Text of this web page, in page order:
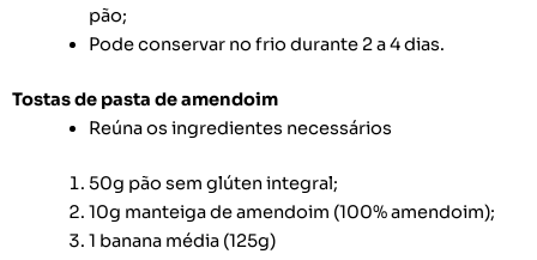
pão;
Pode conservar no frio durante 2 a 4 dias.
Tostas de pasta de amendoim
Reúna os ingredientes necessários
50g pão sem glúten integral;
10g manteiga de amendoim (100% amendoim);
1 banana média (125g)